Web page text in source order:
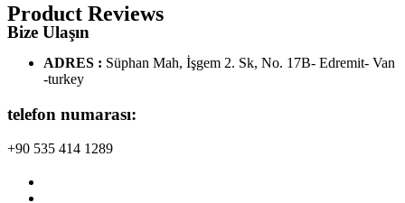
Product Reviews
Bize Ulaşın
ADRES : Süphan Mah, İşgem 2. Sk, No. 17B- Edremit- Van
-turkey
telefon numarası:
+90 535 414 1289